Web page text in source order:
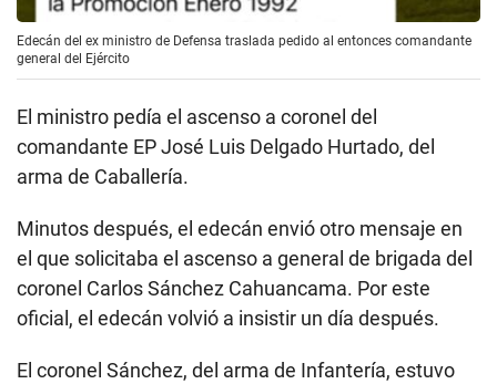
Edecán del ex ministro de Defensa traslada pedido al entonces comandante
general del Ejército
El ministro pedía el ascenso a coronel del
comandante EP José Luis Delgado Hurtado, del
arma de Caballería.
Minutos después, el edecán envió otro mensaje en
el que solicitaba el ascenso a general de brigada del
coronel Carlos Sánchez Cahuancama. Por este
oficial, el edecán volvió a insistir un día después.
El coronel Sánchez, del arma de Infantería, estuvo